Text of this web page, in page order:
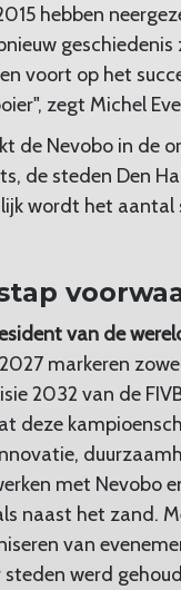
hebben
voort op het
zegt Michel
de Nevobo in de
de steden Den
wordt het
van de
markeren
2032 van de
deze
met Nevobo
naast het zand.
van
steden werd